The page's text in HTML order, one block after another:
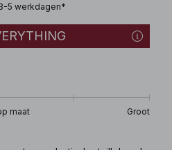
5 werkdagen*
maat Groot